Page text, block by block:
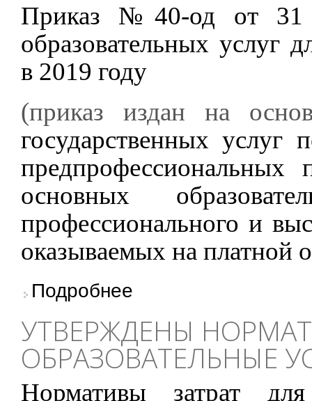
Приказ №40-од от 31
образовательных услуг
в 2019 году
(приказ издан на
государственных услуг
предпрофессиональных
основных
профессионального и
оказываемых на платной
Подробнее
УТВЕРЖДЕНЫ
ОБРАЗОВАТЕЛЬНЫЕ
Нормативы затрат